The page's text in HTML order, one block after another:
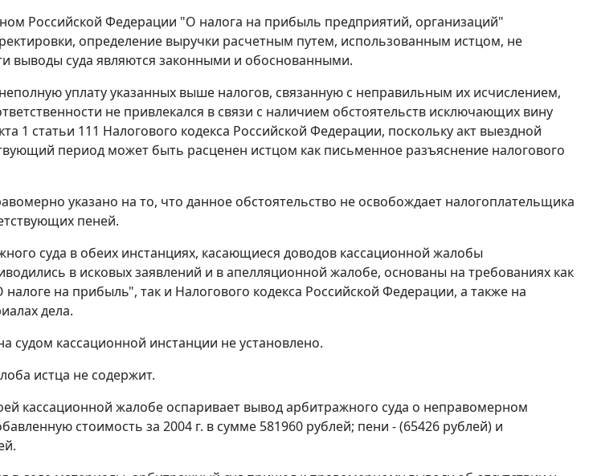
Российской Федерации "О налога на прибыль предприятий, организаций"
определение выручки расчетным путем, использованным истцом, не
выводы суда являются законными и обоснованными.
уплату указанных выше налогов, связанную с неправильным их исчислением,
не привлекался в связи с наличием обстоятельств исключающих вину
1 статьи 111 Налогового кодекса Российской Федерации, поскольку акт выездной
период может быть расценен истцом как письменное разъяснение налогового
указано на то, что данное обстоятельство не освобождает налогоплательщика
пеней.
суда в обеих инстанциях, касающиеся доводов кассационной жалобы
в исковых заявлений и в апелляционной жалобе, основаны на требованиях как
на прибыль", так и Налогового кодекса Российской Федерации, а также на
дела.
судом кассационной инстанции не установлено.
истца не содержит.
кассационной жалобе оспаривает вывод арбитражного суда о неправомерном
стоимость за 2004 г. в сумме 581960 рублей; пени - (65426 рублей) и